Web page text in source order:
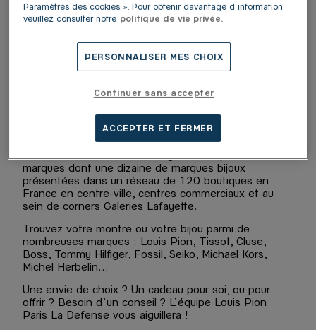
Votre boutique Louis Pion Paris La Defense vous
Décodeur de tendances, expert et sélectionneur,
depuis sa création en 1928, Louis Pion est devenu le
marques dont une dizaine de marques bijoux
présentées dans un réseau de 120 boutiques en
France en centre-ville, centres commerciaux et au
sein de corners Galeries Lafayette.
Trouvez votre montre ou votre bijou parmi de
nombreuses marques : Louis Pion, Tissot, Cluse,
Boss, Tommy Hilfiger, Fossil, Seiko, Michael Kors,
Michel Herbelin...
Une envie de choix ? Un cadeau pour soi, ou pour
offrir ? Besoin d’un conseil ? L’équipe Louis Pion
Paris La Defense vous aiguillera !
Paramètres des cookies ». Pour obtenir davantage d'information
veuillez consulter notre politique de vie privée.
PERSONNALISER MES CHOIX
Continuer sans accepter
ACCEPTER ET FERMER